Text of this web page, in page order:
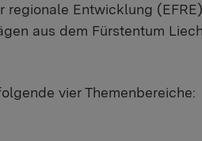
regionale Entwicklung
aus dem Fürstentum
vier Themenbereiche: